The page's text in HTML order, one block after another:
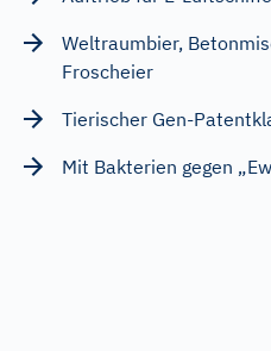
Weltraumbier,
Froscheier
Tierischer Gen-
Mit Bakterien gegen